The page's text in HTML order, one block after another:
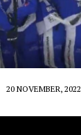
20 NOVEMBER, 2022